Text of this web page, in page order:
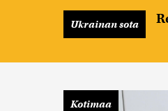
Ukrainan sota
Kotimaa